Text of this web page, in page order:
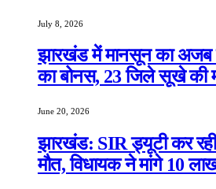
July 8, 2026
झारखंड में मानसून का अजब
का बोनस, 23 जिले सूखे की
June 20, 2026
झारखंड: SIR ड्यूटी कर
मौत, विधायक ने मांगे 10